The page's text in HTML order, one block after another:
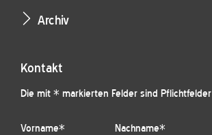
Archiv
Kontakt
Die mit * markierten Felder sind Pflichtfelder
Vorname* Nachname*